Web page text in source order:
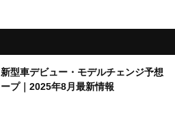
新型車デビュー・モデルチェンジ予想
プ｜2025年8月最新情報